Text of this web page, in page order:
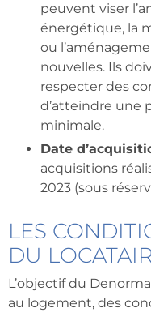
peuvent viser
énergétique, la
ou
nouvelles. Ils
respecter des
d’atteindre une
minimale.
Date
acquisitions
2023 (sous
LES
DU
L’objectif du
au logement, des